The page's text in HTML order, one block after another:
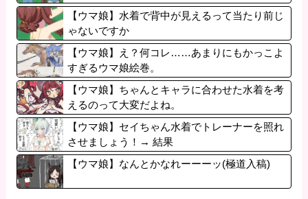
だ。
【ウマ娘】水着で背中が見えるって当たり前じ
ゃないですか
【ウマ娘】え？何コレ……あまりにもかっこよ
すぎるウマ娘絵巻。
【ウマ娘】ちゃんとキャラに合わせた水着を考
えるのって大変だよね。
【ウマ娘】セイちゃん水着でトレーナーを照れ
させましょう！→ 結果
【ウマ娘】なんとかなれーーーッ(極道入稿)